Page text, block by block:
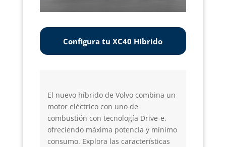
Configura tu XC40 Híbrido
El nuevo híbrido de Volvo combina un
motor eléctrico con uno de
combustión con tecnología Drive-e,
ofreciendo máxima potencia y mínimo
consumo. Explora las características